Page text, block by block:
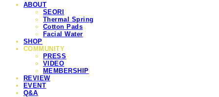
ABOUT
SEORI
Thermal Spring
Cotton Pads
Facial Water
SHOP
COMMUNITY
PRESS
VIDEO
MEMBERSHIP
REVIEW
EVENT
Q&A